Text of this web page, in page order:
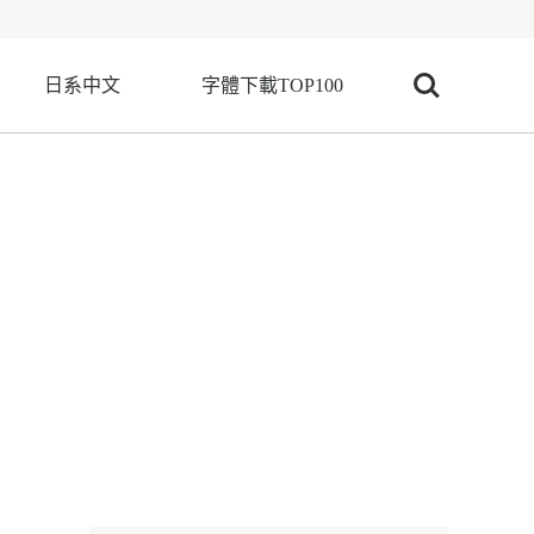
日系中文 字體下載TOP100